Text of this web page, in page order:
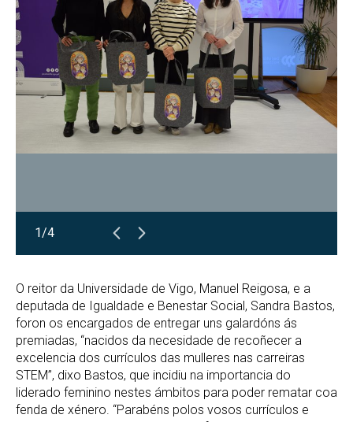
1/4
O reitor da Universidade de Vigo, Manuel Reigosa, e a
deputada de Igualdade e Benestar Social, Sandra Bastos,
foron os encargados de entregar uns galardóns ás
premiadas, “nacidos da necesidade de recoñecer a
excelencia dos currículos das mulleres nas carreiras
STEM”, dixo Bastos, que incidiu na importancia do
liderado feminino nestes ámbitos para poder rematar coa
fenda de xénero. “Parabéns polos vosos currículos e